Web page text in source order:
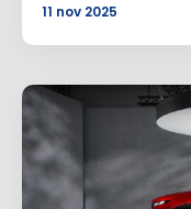
11 nov 2025